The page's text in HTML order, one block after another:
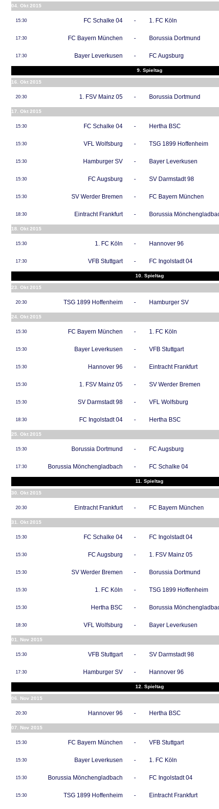
04. Okt 2015
15:30 FC Schalke 04 - 1. FC Köln
17:30 FC Bayern München - Borussia Dortmund
17:30 Bayer Leverkusen - FC Augsburg
9. Spieltag
16. Okt 2015
20:30 1. FSV Mainz 05 - Borussia Dortmund
17. Okt 2015
15:30 FC Schalke 04 - Hertha BSC
15:30 VFL Wolfsburg - TSG 1899 Hoffenheim
15:30 Hamburger SV - Bayer Leverkusen
15:30 FC Augsburg - SV Darmstadt 98
15:30 SV Werder Bremen - FC Bayern München
18:30 Eintracht Frankfurt - Borussia
18. Okt 2015
15:30 1. FC Köln - Hannover 96
17:30 VFB Stuttgart - FC Ingolstadt 04
10. Spieltag
23. Okt 2015
20:30 TSG 1899 Hoffenheim - Hamburger SV
24. Okt 2015
15:30 FC Bayern München - 1. FC Köln
15:30 Bayer Leverkusen - VFB Stuttgart
15:30 Hannover 96 - Eintracht Frankfurt
15:30 1. FSV Mainz 05 - SV Werder Bremen
15:30 SV Darmstadt 98 - VFL Wolfsburg
18:30 FC Ingolstadt 04 - Hertha BSC
25. Okt 2015
15:30 Borussia Dortmund - FC Augsburg
17:30 Borussia Mönchengladbach - FC Schalke 04
11. Spieltag
30. Okt 2015
20:30 Eintracht Frankfurt - FC Bayern München
31. Okt 2015
15:30 FC Schalke 04 - FC Ingolstadt 04
15:30 FC Augsburg - 1. FSV Mainz 05
15:30 SV Werder Bremen - Borussia Dortmund
15:30 1. FC Köln - TSG 1899 Hoffenheim
15:30 Hertha BSC - Borussia
18:30 VFL Wolfsburg - Bayer Leverkusen
01. Nov 2015
15:30 VFB Stuttgart - SV Darmstadt 98
17:30 Hamburger SV - Hannover 96
12. Spieltag
06. Nov 2015
20:30 Hannover 96 - Hertha BSC
07. Nov 2015
15:30 FC Bayern München - VFB Stuttgart
15:30 Bayer Leverkusen - 1. FC Köln
15:30 Borussia Mönchengladbach - FC Ingolstadt 04
15:30 TSG 1899 Hoffenheim - Eintracht Frankfurt